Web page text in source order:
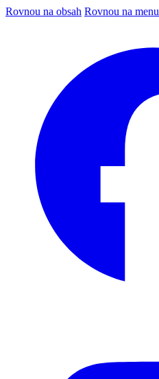
Rovnou na obsah Rovnou na menu